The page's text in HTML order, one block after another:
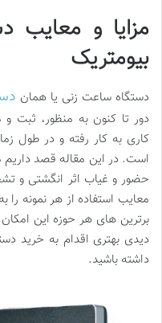
مزایا و معایب
بیومتریک
دستگاه ساعت زنی یا همان
دور تا کنون به منظور، ثبت
کاری به کار رفته و در طول
است. در این مقاله قصد داریم
حضور و غیاب اثر انگشتی و
معایب استفاده از هر نمونه
برترین های هر حوزه این
دیدی بهتری اقدام به خرید
داشته باشید.